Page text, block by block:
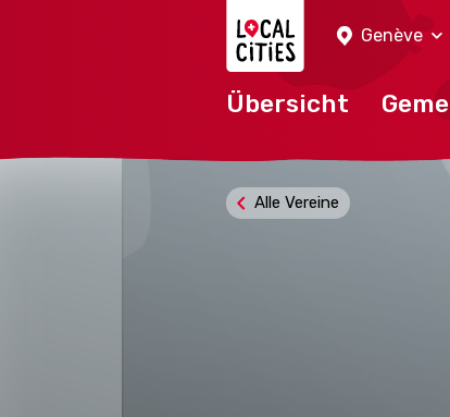
Genève
Übersicht
Alle Vereine